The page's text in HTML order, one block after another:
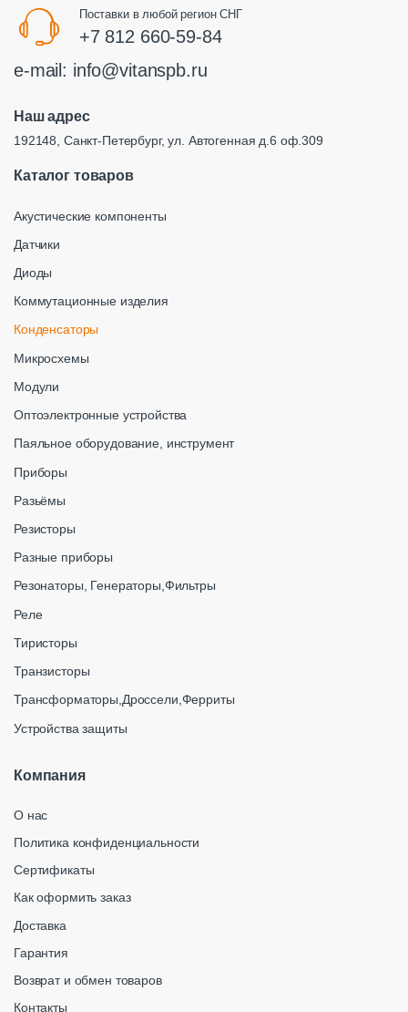
Поставки в любой регион СНГ
+7 812 660-59-84
e-mail: info@vitanspb.ru
Наш адрес
192148, Санкт-Петербург, ул. Автогенная д.6 оф.309
Каталог товаров
Акустические компоненты
Датчики
Диоды
Коммутационные изделия
Конденсаторы
Микросхемы
Модули
Оптоэлектронные устройства
Паяльное оборудование, инструмент
Приборы
Разьёмы
Резисторы
Разные приборы
Резонаторы, Генераторы,Фильтры
Реле
Тиристоры
Транзисторы
Трансформаторы,Дроссели,Ферриты
Устройства защиты
Компания
О нас
Политика конфиденциальности
Сертификаты
Как оформить заказ
Доставка
Гарантия
Возврат и обмен товаров
Контакты